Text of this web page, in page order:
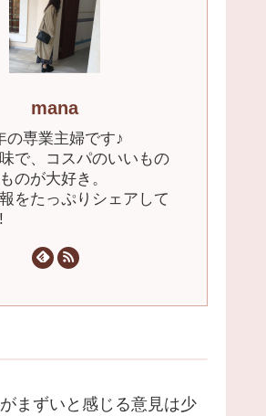
mana
の専業主婦です♪
で、コスパのいいもの
のが大好き。
をたっぷりシェアして
まずいと感じる意見は少